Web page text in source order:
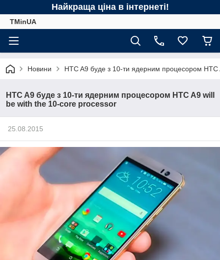
Найкраща ціна в інтернеті!
TMinUA
Новини HTC A9 буде з 10-ти ядерним процесором
HTC A9 буде з 10-ти ядерним процесором HTC A9 will
be with the 10-core processor
25.08.2015